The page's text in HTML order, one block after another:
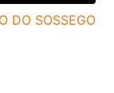
DO SOSSEGO